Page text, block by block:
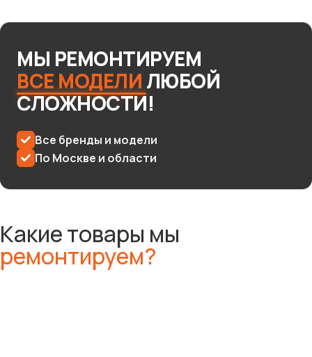
МЫ РЕМОНТИРУЕМ
ВСЕ МОДЕЛИ ЛЮБОЙ
СЛОЖНОСТИ!
Все бренды и модели
По Москве и области
Какие товары мы
ремонтируем?